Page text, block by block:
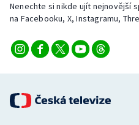
Nenechte si nikde ujít nejnovější
na Facebooku, X, Instagramu,